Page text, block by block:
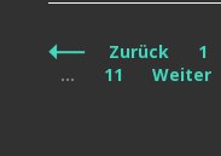
Beitragsnavigation
Zurück 1
…
Seite
11 Weiter